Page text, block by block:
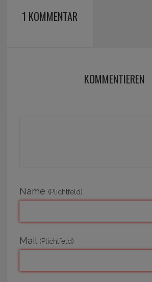
1 KOMMENTAR
KOMMENTIEREN
Name (Plichtfeld)
Mail (Plichtfeld)